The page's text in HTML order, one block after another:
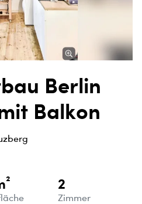
Berlin
Balkon
2
Zimmer